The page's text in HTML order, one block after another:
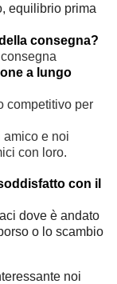
equilibrio prima
consegna?
a lungo
competitivo per
amico e noi
con loro.
con il
dove è andato
o lo scambio
noi